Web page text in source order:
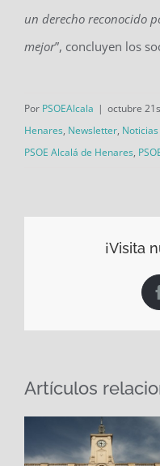
un derecho reconocido
mejor”, concluyen los
Por PSOEAlcala | octubre
Henares, Newsletter,
PSOE Alcalá de Henares,
¡Visita
Artículos